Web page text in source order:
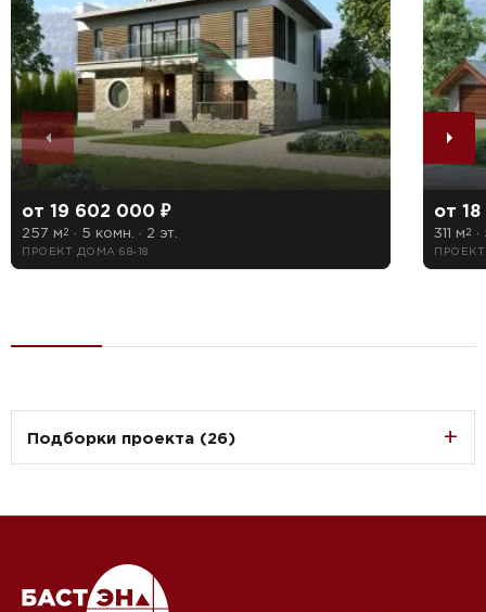
от 19 602 000 ₽
257 м2 · 5 комн. · 2 эт.
ПРОЕКТ ДОМА 68-18
от
311 м2
Подборки проекта (26)